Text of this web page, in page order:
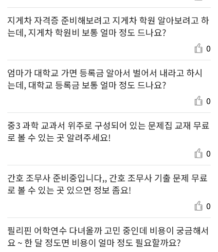
지게차 자격증 준비해보려고 지게차 학원 알아보려고 하
는데, 지게차 학원비 보통 얼마 정도 드나요?
0
엄마가 대학교 가면 등록금 알아서 벌어서 내라고 하시
는데, 대학교 등록금 보통 얼마 정도 드나요?
0
중3 과학 교과서 위주로 구성되어 있는 문제집 교재 무료
로 볼 수 있는 곳 알려주세요!
0
간호 조무사 준비중입니다,, 간호 조무사 기출 문제 무료
로 볼 수 있는 곳 있으면 정보 좀요!
0
필리핀 어학연수 다녀올까 고민 중인데 비용이 궁금해서
요 ~ 한 달 정도면 비용이 얼마 정도 필요할까요?